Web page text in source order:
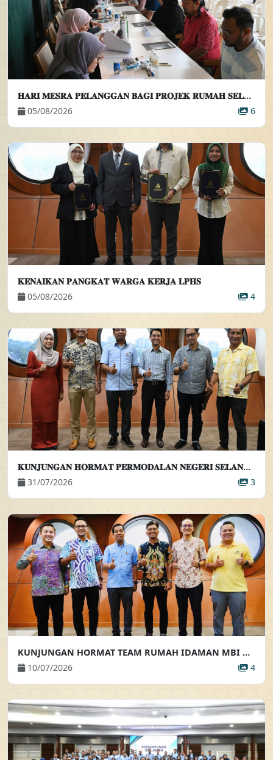
𝐇𝐀𝐑𝐈 𝐌𝐄𝐒𝐑𝐀 𝐏𝐄𝐋𝐀𝐍𝐆𝐆𝐀𝐍 𝐁𝐀𝐆𝐈 𝐏𝐑𝐎𝐉𝐄𝐊 𝐑𝐔𝐌𝐀𝐇 𝐒𝐄𝐋𝐀𝐍𝐆𝐎𝐑𝐊𝐔 𝐈𝐃𝐀𝐌𝐀𝐍 𝐀𝐌𝐀𝐍𝐈 (𝐄𝐋𝐌𝐈𝐍𝐀 𝟒)
05/08/2026
6
𝐊𝐄𝐍𝐀𝐈𝐊𝐀𝐍 𝐏𝐀𝐍𝐆𝐊𝐀𝐓 𝐖𝐀𝐑𝐆𝐀 𝐊𝐄𝐑𝐉𝐀 𝐋𝐏𝐇𝐒
05/08/2026
4
𝐊𝐔𝐍𝐉𝐔𝐍𝐆𝐀𝐍 𝐇𝐎𝐑𝐌𝐀𝐓 𝐏𝐄𝐑𝐌𝐎𝐃𝐀𝐋𝐀𝐍 𝐍𝐄𝐆𝐄𝐑𝐈 𝐒𝐄𝐋𝐀𝐍𝐆𝐎𝐑 𝐁𝐄𝐑𝐇𝐀𝐃 𝐊𝐄𝐏𝐀𝐃𝐀 𝐏𝐄𝐌𝐀𝐍𝐆𝐊𝐔 𝐏𝐄𝐍𝐆𝐀𝐑𝐀𝐇 𝐄𝐊𝐒𝐄𝐊𝐔𝐓𝐈𝐅
31/07/2026
3
KUNJUNGAN HORMAT TEAM RUMAH IDAMAN MBI KE ATAS PEMANGKU PENGARAH EKSEKUTIF
10/07/2026
4